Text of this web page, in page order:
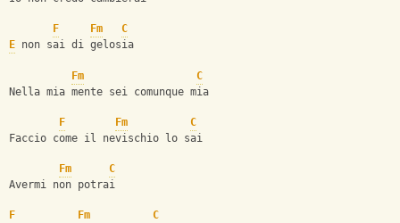
F Fm
C
E non sai di gelosia
Fm
C
Nella mia mente sei comunque mia
F Fm
C
Faccio come il nevischio lo sai
Fm
C
Avermi non potrai
F Fm
C